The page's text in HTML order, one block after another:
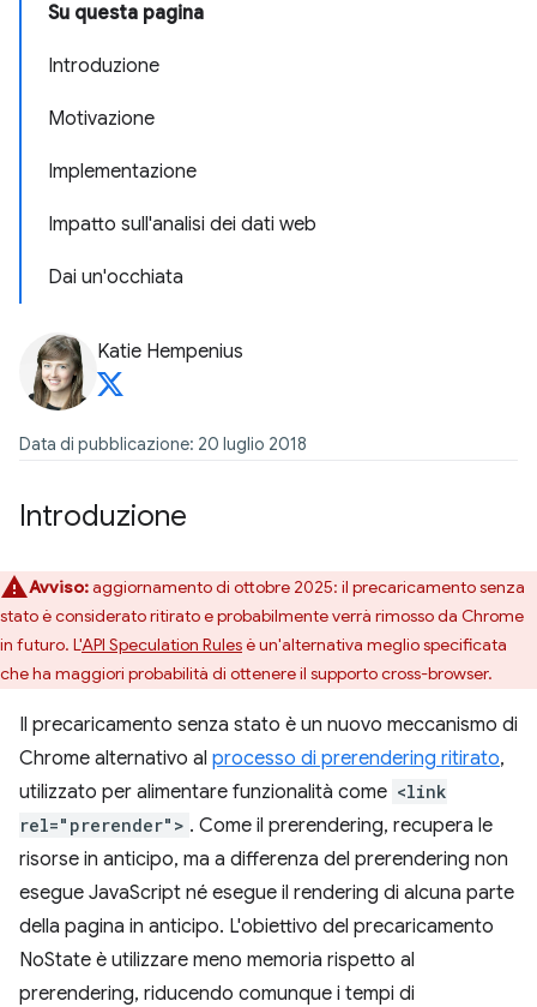
Su questa pagina
Introduzione
Motivazione
Implementazione
Impatto sull'analisi dei dati web
Dai un'occhiata
Katie Hempenius
Data di pubblicazione: 20 luglio 2018
Introduzione
Avviso:aggiornamento di ottobre 2025: il precaricamento senza
stato è considerato ritirato e probabilmente verrà rimosso da Chrome
in futuro. L'API Speculation Rulesè un'alternativa meglio specificata
che ha maggiori probabilità di ottenere il supporto cross-browser.
Il precaricamento senza stato è un nuovo meccanismo di
Chrome alternativo al processo di prerendering ritirato,
utilizzato per alimentare funzionalità come <link
rel="prerender"> . Come il prerendering, recupera le
risorse in anticipo, ma a differenza del prerendering non
esegue JavaScript né esegue il rendering di alcuna parte
della pagina in anticipo. L'obiettivo del precaricamento
NoState è utilizzare meno memoria rispetto al
prerendering, riducendo comunque i tempi di